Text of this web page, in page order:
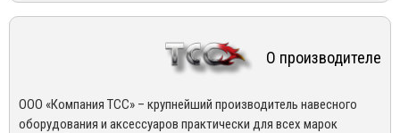
О производителе
ООО «Компания ТСС» – крупнейший производитель навесного
оборудования и аксессуаров практически для всех марок